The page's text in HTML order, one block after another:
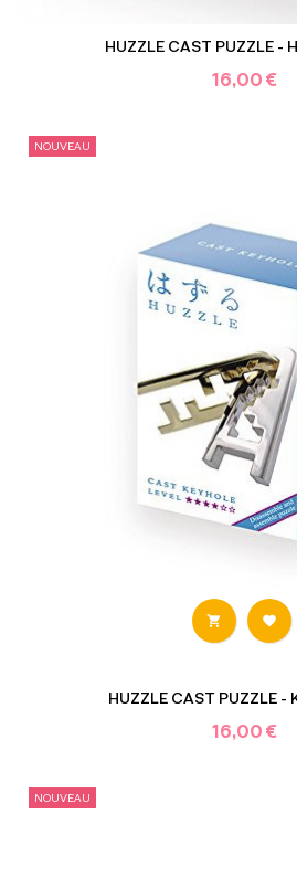
HUZZLE CAST PUZZLE -
16,00 €
NOUVEAU
 
HUZZLE CAST PUZZLE -
16,00 €
NOUVEAU